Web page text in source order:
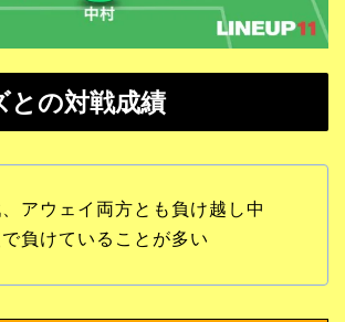
との対戦成績
アウェイ両方とも負け越し中
負けていることが多い